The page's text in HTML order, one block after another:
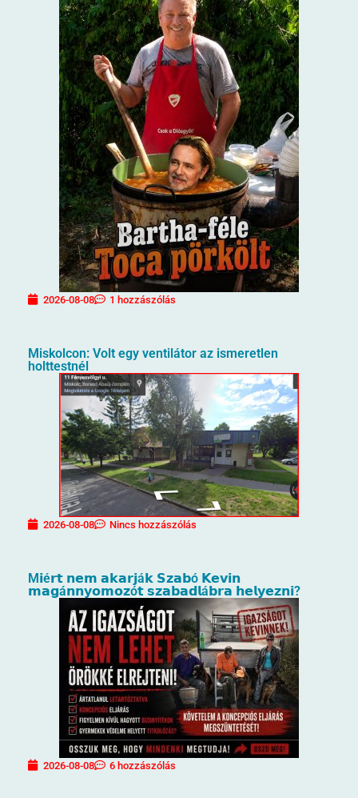
2026-08-08 1 hozzászólás
Miskolcon: Volt egy ventilátor az ismeretlen
holttestnél
2026-08-08 Nincs hozzászólás
M𝗶é𝗿𝘁 𝗻𝗲𝗺 𝗮𝗸𝗮𝗿𝗷á𝗸 𝗦𝘇𝗮𝗯ó 𝗞𝗲𝘃𝗶𝗻
𝗺𝗮𝗴á𝗻𝗻𝘆𝗼𝗺𝗼𝘇ó𝘁 𝘀𝘇𝗮𝗯𝗮𝗱𝗹á𝗯𝗿𝗮 𝗵𝗲𝗹𝘆𝗲𝘇𝗻𝗶?
2026-08-08 6 hozzászólás